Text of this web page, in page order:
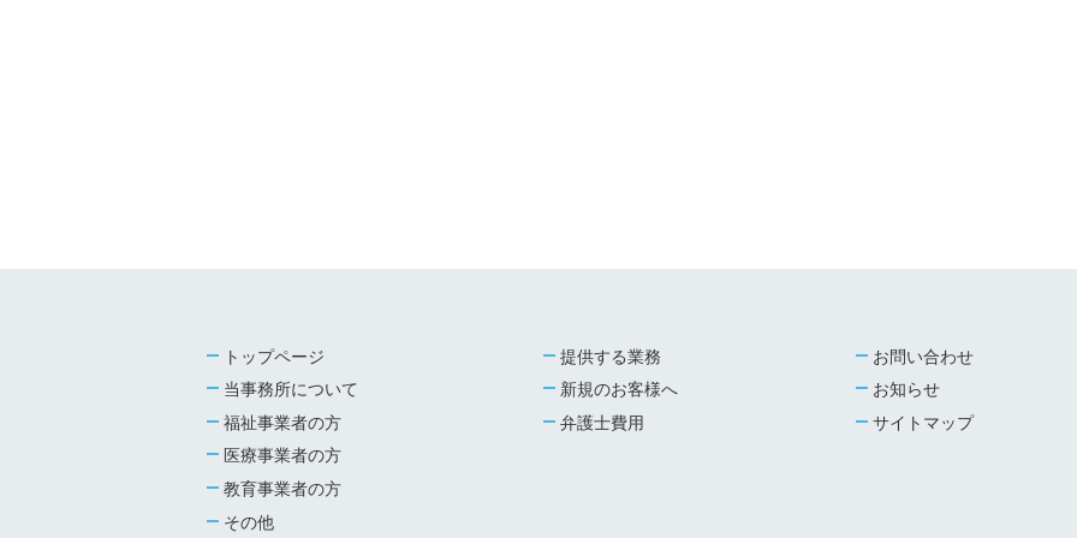
トップページ
当事務所について
福祉事業者の方
医療事業者の方
教育事業者の方
その他
提供する業務
新規のお客様へ
弁護士費用
お問い合わせ
お知らせ
サイトマップ